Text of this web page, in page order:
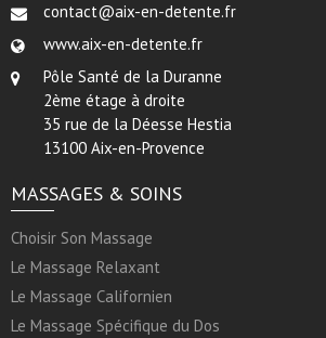
contact@aix-en-detente.fr
www.aix-en-detente.fr
Pôle Santé de la Duranne
2ème étage à droite
35 rue de la Déesse Hestia
13100 Aix-en-Provence
MASSAGES & SOINS
Choisir Son Massage
Le Massage Relaxant
Le Massage Californien
Le Massage Spécifique du Dos